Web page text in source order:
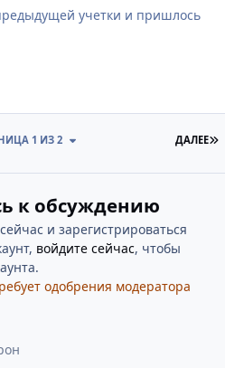
учетки и пришлось
ДАЛЕЕ
1 ИЗ 2
к обсуждению
и зарегистрироваться
войдите сейчас, чтобы
одобрения модератора